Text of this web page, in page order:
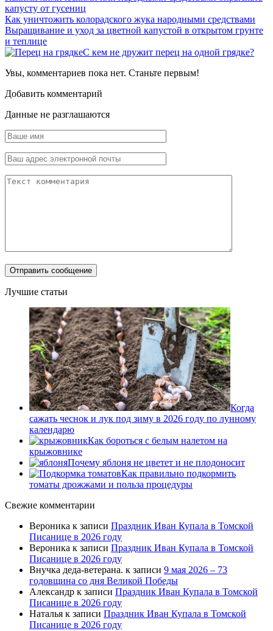
капусту от гусениц
Как уничтожить колорадского жука народными средствами
Выращивание и уход за цветной капустой в открытом грунте
и теплице
С кем не дружит перец на одной грядке?
Увы, комментариев пока нет. Станьте первым!
Добавить комментарий
Данные не разглашаются
Лучшие статьи
Когда
сажать чеснок и лук под зиму в 2026 году по лунному
календарю
Как бороться с белым налетом на
крыжовнике
Почему яблоня не цветет и не плодоносит
Как правильно подкормить
томаты дрожжами и польза процедуры
Свежие комментарии
Вероника к записи Праздник Иван Купала в Томской
Писанице в 2026 году
Вероника к записи Праздник Иван Купала в Томской
Писанице в 2026 году
Внучка деда-ветерана. к записи 9 мая 2026 – 73
годовщина со дня Великой Победы
Александр к записи Праздник Иван Купала в Томской
Писанице в 2026 году
Наталья к записи Праздник Иван Купала в Томской
Писанице в 2026 году